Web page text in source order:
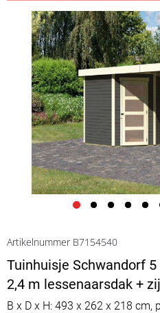
Artikelnummer B7154540
Tuinhuisje Schwandorf
2,4 m lessenaarsdak +
B x D x H: 493 x 262 x 218 cm,